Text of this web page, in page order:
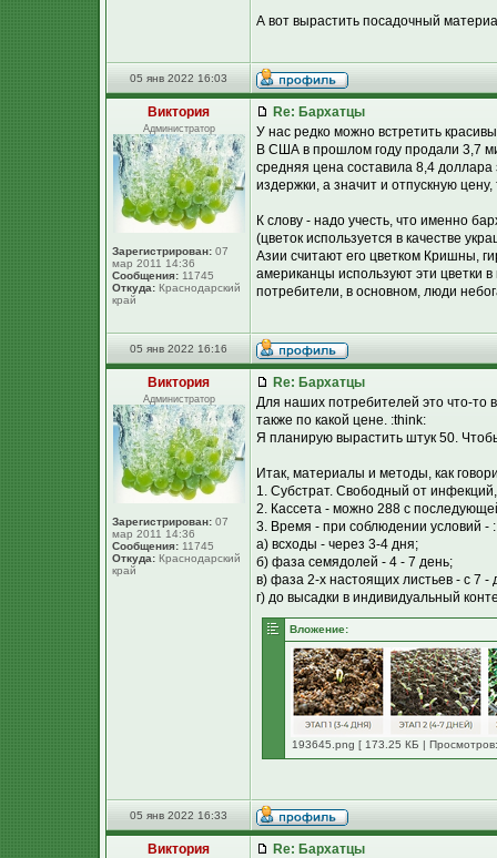
А вот вырастить посадочный
05 янв 2022 16:03
Виктория
Администратор
Зарегистрирован: 07
мар 2011 14:36
Сообщения: 11745
Откуда: Краснодарский
край
Re: Бархатцы
У нас редко можно встретить
В США в прошлом году продали 3,7
средняя цена составила 8,4
издержки, а значит и отпускную
К слову - надо учесть, что именно
(цветок используется в качестве
Азии считают его цветком Кришны,
американцы используют эти цветки
потребители, в основном, люди
05 янв 2022 16:16
Виктория
Администратор
Зарегистрирован: 07
мар 2011 14:36
Сообщения: 11745
Откуда: Краснодарский
край
Re: Бархатцы
Для наших потребителей это что-то
также по какой цене. :think:
Я планирую вырастить штук 50.
Итак, материалы и методы, как
1. Субстрат. Свободный от
2. Кассета - можно 288 с
3. Время - при соблюдении условий - :
а) всходы - через 3-4 дня;
б) фаза семядолей - 4 - 7 день;
в) фаза 2-х настоящих листьев - с 7 -
г) до высадки в индивидуальный
Вложение:
193645.png [ 173.25 КБ |
05 янв 2022 16:33
Виктория
Re: Бархатцы